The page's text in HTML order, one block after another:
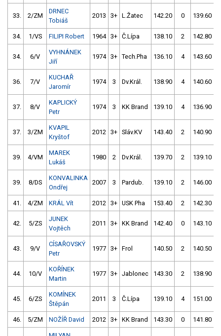
33. 2/ZM
DRNEC
Tobiáš
2013 3+ L.Žatec 142.20 0 139.60
34. 1/VS FILIPI Robert 1964 3+ Č.Lípa 138.10 2 142.80
34. 6/V
VYHNÁNEK
Jiří
1974 3+ Tech.Pha 136.10 4 143.60
36. 7/V
KUCHAŘ
Jaromír
1974 3 Dv.Král. 138.90 4 140.60
37. 8/V
KAPLICKÝ
Petr
1974 3 KK Brand 139.10 4 136.90
37. 3/ZM
KVAPIL
Kryštof
2012 3+ Sláv.KV 143.40 2 140.90
39. 4/VM
MAREK
Lukáš
1980 2 Dv.Král. 139.70 2 139.10
39. 8/DS
KONVALINKA
Ondřej
2007 3 Pardub. 139.10 2 146.00
41. 4/ZM KRÁL Vít 2012 3+ USK Pha 153.40 2 142.30
42. 5/ZS
JUNEK
Vojtěch
2011 3+ KK Brand 142.40 0 143.10
43. 9/V
CÍSAŘOVSKÝ
Petr
1977 3+ Frol 140.50 2 140.50
44. 10/V
KOŘÍNEK
Martin
1977 3+ Jablonec 143.30 2 138.90
45. 6/ZS
KOMÍNEK
Štěpán
2011 3 Č.Lípa 139.10 4 151.00
46. 5/ZM NOŽÍŘ David 2012 3+ KK Brand 143.30 0 141.80